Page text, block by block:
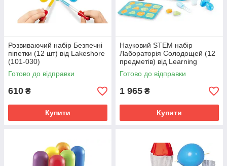
Розвиваючий набір Безпечні
піпетки (12 шт) від Lakeshore
(101-030)
Готово до відправки
610 ₴
Купити
Науковий STEM набір
Лабораторія Солодощей (12
предметів) від Learning
Resources (101-218)
Готово до відправки
1 965 ₴
Купити